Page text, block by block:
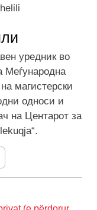
уредник во
Меѓународна
магистерски
односи и
на Центарот за